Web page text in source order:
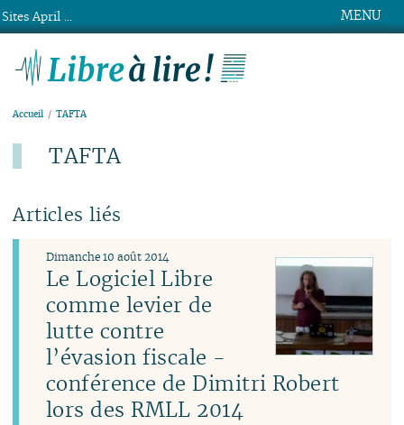
MENU
Accueil TAFTA
TAFTA
Articles liés
Le Logiciel Libre
comme levier de
lutte contre
l’évasion fiscale -
conférence de Dimitri Robert
lors des RMLL 2014
Dimanche 10 août 2014
Sites April ...